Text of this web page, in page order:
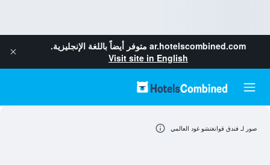
ar.hotelscombined.com متوفر أيضاً باللغة الإنجليزية.
Visit site in English
صور لـ فندق قوانغتشو غود العالمي